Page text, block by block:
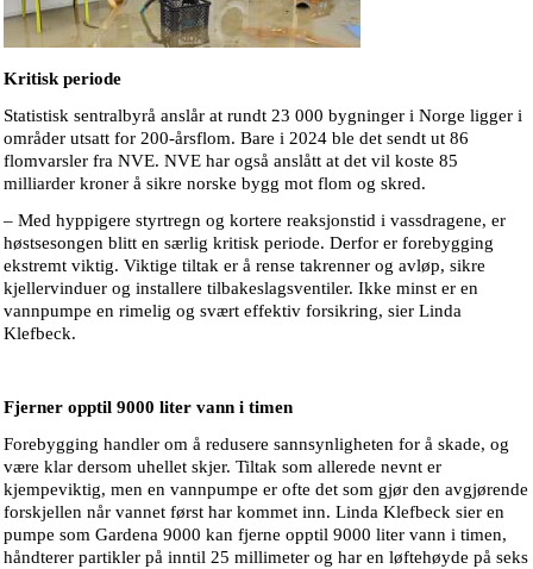
Kritisk periode
Statistisk sentralbyrå anslår at rundt 23 000 bygninger i Norge ligger i
områder utsatt for 200-årsflom. Bare i 2024 ble det sendt ut 86
flomvarsler fra NVE. NVE har også anslått at det vil koste 85
milliarder kroner å sikre norske bygg mot flom og skred.
– Med hyppigere styrtregn og kortere reaksjonstid i vassdragene, er
høstsesongen blitt en særlig kritisk periode. Derfor er forebygging
ekstremt viktig. Viktige tiltak er å rense takrenner og avløp, sikre
kjellervinduer og installere tilbakeslagsventiler. Ikke minst er en
vannpumpe en rimelig og svært effektiv forsikring, sier Linda
Klefbeck.
Fjerner opptil 9000 liter vann i timen
Forebygging handler om å redusere sannsynligheten for å skade, og
være klar dersom uhellet skjer. Tiltak som allerede nevnt er
kjempeviktig, men en vannpumpe er ofte det som gjør den avgjørende
forskjellen når vannet først har kommet inn. Linda Klefbeck sier en
pumpe som Gardena 9000 kan fjerne opptil 9000 liter vann i timen,
håndterer partikler på inntil 25 millimeter og har en løftehøyde på seks